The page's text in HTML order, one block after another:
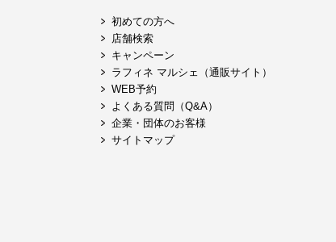
初めての方へ
店舗検索
キャンペーン
ラフィネ マルシェ（通販サイト）
WEB予約
よくある質問（Q&A）
企業・団体のお客様
サイトマップ